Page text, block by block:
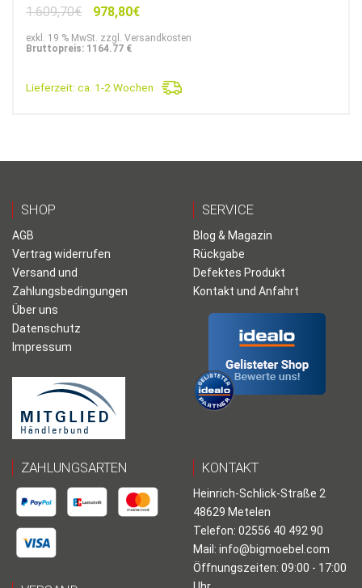
1.609,70€
Ursprünglicher
war:
978,80€Aktueller
ist:
exkl. 19 % MwSt. zzgl. Versandkosten
Bruttopreis: 1164.77 €
Lieferzeit: ca. 1-2 Wochen
SHOP
AGB
Vertrag widerrufen
Versand und
Zahlungsbedingungen
Über uns
Datenschutz
Impressum
SERVICE
Blog & Magazin
Rückgabe
Defektes Produkt
Kontakt und Anfahrt
ZAHLUNGSARTEN KONTAKT
Heinrich-Schlick-Straße 2
48629 Metelen
Telefon: 02556 40 492 90
Mail: info@bigmoebel.com
Öffnungszeiten: 09:00 - 17:00